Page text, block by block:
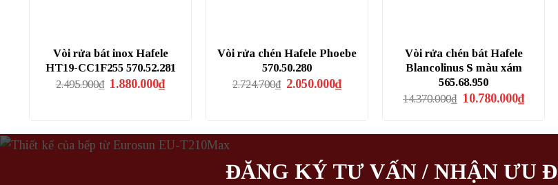
Vòi rửa bát inox Hafele
HT19-CC1F255 570.52.281
2.495.900₫ Giá
1.880.000₫Giá
hiện
Vòi rửa chén Hafele Phoebe
570.50.280
2.724.700₫ Giá
2.050.000₫Giá
hiện
Vòi rửa chén bát Hafele
Blancolinus S màu xám
565.68.950
14.370.000₫ Giá
10.780.000₫Giá
hiện
ĐĂNG KÝ TƯ VẤN / NHẬN ƯU